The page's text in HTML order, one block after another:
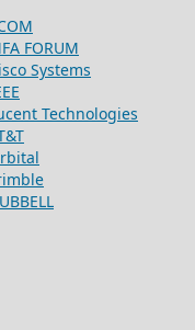
FORUM
Systems
Technologies